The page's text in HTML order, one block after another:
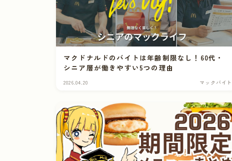
マクドナルドのバイトは年齢制限なし！60代・
シニア層が働きやすい5つの理由
2026.04.20 マックバイト